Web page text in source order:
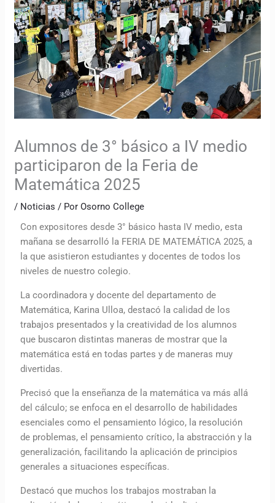
Alumnos de 3° básico a IV medio
participaron de la Feria de
Matemática 2025
/ Noticias / PorOsorno College
Con expositores desde 3° básico hasta IV medio, esta
mañana se desarrolló la FERIA DE MATEMÁTICA 2025, a
la que asistieron estudiantes y docentes de todos los
niveles de nuestro colegio.
La coordinadora y docente del departamento de
Matemática, Karina Ulloa, destacó la calidad de los
trabajos presentados y la creatividad de los alumnos
que buscaron distintas maneras de mostrar que la
matemática está en todas partes y de maneras muy
divertidas.
Precisó que la enseñanza de la matemática va más allá
del cálculo; se enfoca en el desarrollo de habilidades
esenciales como el pensamiento lógico, la resolución
de problemas, el pensamiento crítico, la abstracción y la
generalización, facilitando la aplicación de principios
generales a situaciones específicas.
Destacó que muchos los trabajos mostraban la